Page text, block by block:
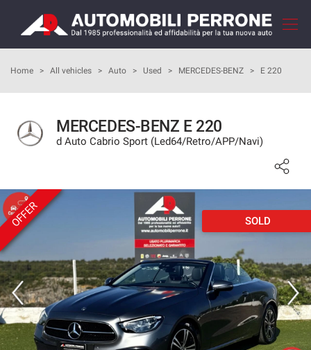
HOME
HOW TO BUY
FEEDBACKS
VEHICLES LIST
SELL YOUR CAR
AFTER SALES ASSISTANCE
Home > All vehicles > Auto > Used > MERCEDES-BENZ > E 220
MERCEDES-BENZ E 220
d Auto Cabrio Sport (Led64/Retro/APP/Navi)
OFFER SOLD
Your
consent
preferences
following
allows
you
to
consent
preferences
to
the
technologies
we
adopt
to
offer
the
functionalities